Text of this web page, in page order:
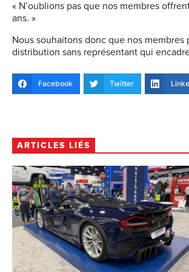
« N’oublions pas que nos membres
ans. »
Nous souhaitons donc que nos
distribution sans représentant qui
Facebook Twitter
ARTICLES LIÉS